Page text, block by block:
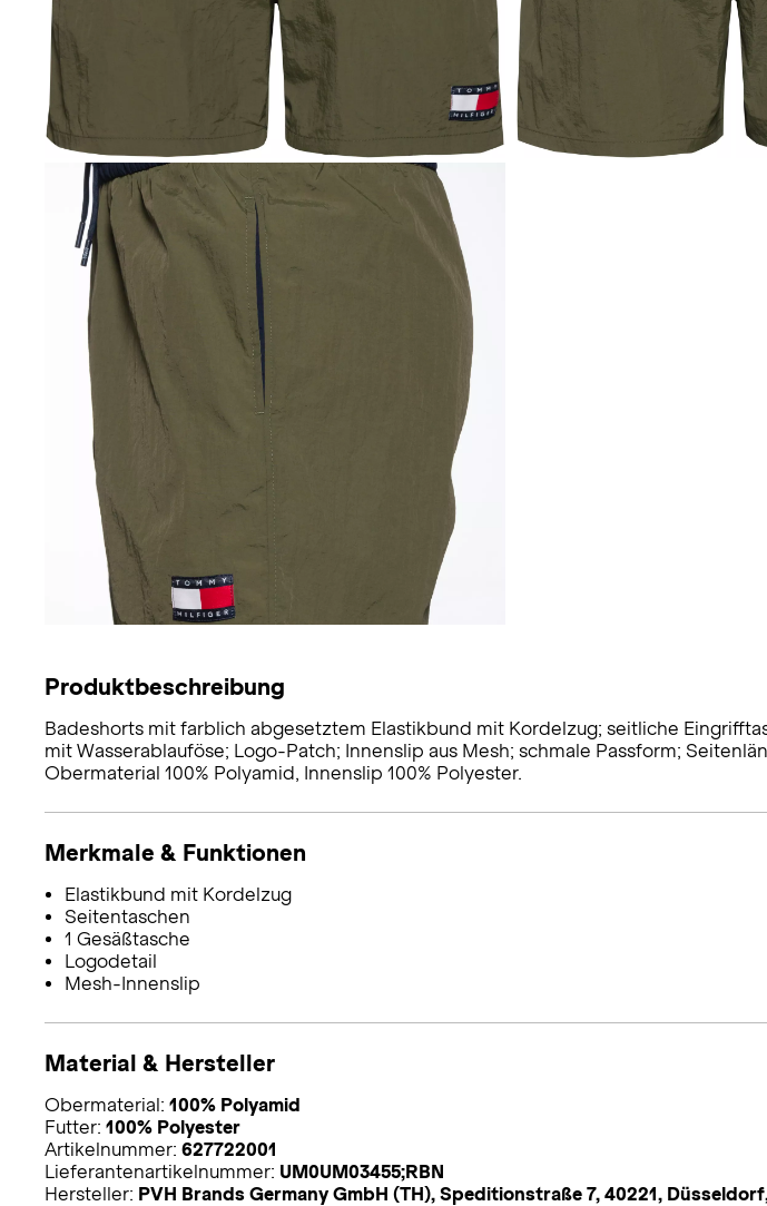
Produktbeschreibung
Badeshorts mit farblich abgesetztem Elastikbund mit Kordelzug; seitliche
mit Wasserablauföse; Logo-Patch; Innenslip aus Mesh; schmale Passform;
Obermaterial 100% Polyamid, Innenslip 100% Polyester.
Merkmale & Funktionen
Elastikbund mit Kordelzug
Seitentaschen
1 Gesäßtasche
Logodetail
Mesh-Innenslip
Material & Hersteller
Obermaterial: 100% Polyamid
Futter: 100% Polyester
Artikelnummer: 627722001
Lieferantenartikelnummer: UM0UM03455;RBN
Hersteller: PVH Brands Germany GmbH (TH), Speditionstraße 7, 40221,